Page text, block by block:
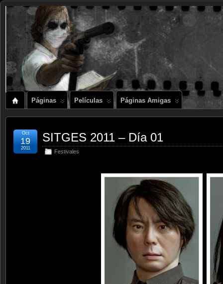
Páginas Películas Páginas Amigas
SITGES 2011 – Día 01
Festivales
Oct
19
2011